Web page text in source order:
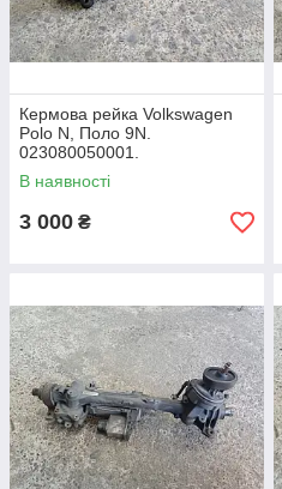
Кермова рейка Volkswagen
Polo N, Поло 9N.
023080050001.
В наявності
3 000 ₴